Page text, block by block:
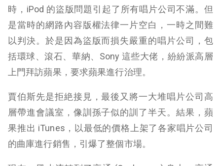
時，iPod 的盜版問題引起了所有唱片公司不滿。但
是當時的網路內容版權法律一片空白，一時之間難
以判決。於是因為盜版而損失嚴重的唱片公司，包
括環球、滾石、華納、 Sony 這些大佬，紛紛派高層
上門拜訪蘋果，要求蘋果進行治理。
賈伯斯先是拒絶接見，最後又將一大堆唱片公司高
層帶進會議室，像訓孫子似的訓了半天。結果，蘋
果推出 iTunes，以最低的價格上架了各家唱片公司
的曲庫進行銷售，引爆了整個市場。